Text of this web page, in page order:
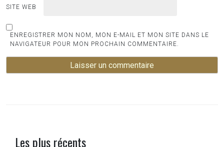
SITE WEB
ENREGISTRER MON NOM, MON E-MAIL ET MON SITE DANS LE
NAVIGATEUR POUR MON PROCHAIN COMMENTAIRE.
Les plus récents